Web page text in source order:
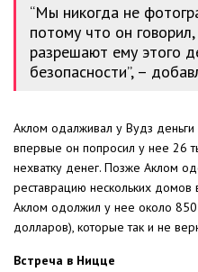
“Мы никогда не
потому что он
разрешают ему этого
безопасности”, –
Аклом одалживал у Вудз
впервые он попросил у нее 26
нехватку денег. Позже Аклом
реставрацию нескольких домов
Аклом одолжил у нее около
долларов), которые так и не
Встреча в Ницце